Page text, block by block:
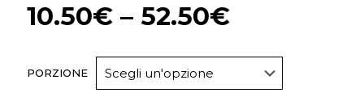
10.50€ – 52.50€
PORZIONE